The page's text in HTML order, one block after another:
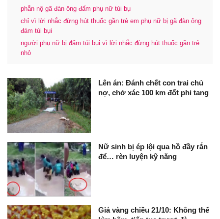
phẫn nộ gã đàn ông đấm phụ nữ túi bụ
chỉ vì lời nhắc đừng hút thuốc gần trẻ em phụ nữ bị gã đàn ông
đám túi bụi
người phụ nữ bị đấm túi bụi vì lời nhắc đừng hút thuốc gần trẻ
nhỏ
Lên án: Đánh chết con trai chủ
nợ, chở xác 100 km đốt phi tang
Nữ sinh bị ép lội qua hồ đầy rắn
để… rèn luyện kỹ năng
Giá vàng chiều 21/10: Không thể